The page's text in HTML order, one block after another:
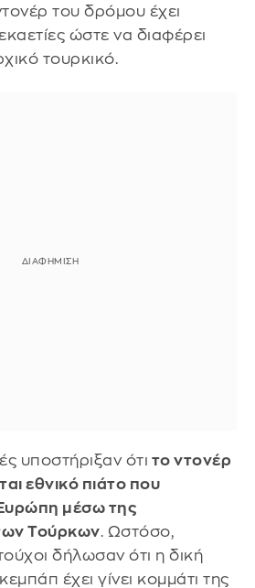
του δρόμου έχει
ώστε να διαφέρει
τουρκικό.
υποστήριξαν ότι το ντονέρ
εθνικό πιάτο που
μέσω της
Τούρκων. Ωστόσο,
δήλωσαν ότι η δική
έχει γίνει κομμάτι της